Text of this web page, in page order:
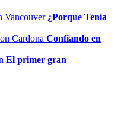
¿Porque Tenia
Confiando en
El primer gran